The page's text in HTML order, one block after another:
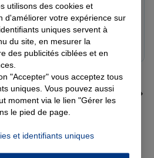
merci
tous les avis
utilisons des cookies et
d'améliorer votre expérience sur
uniques servent à
du site, en mesurer la
des publicités ciblées et en
"Accepter" vous acceptez tous
uniques. Vous pouvez aussi
moment via le lien "Gérer les
le pied de page.
et identifiants uniques